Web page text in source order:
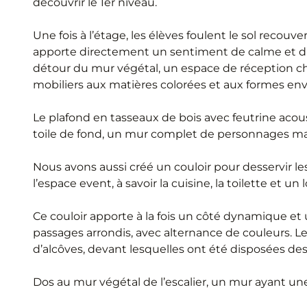
Une fois à l’étage, les élèves foulent le sol
apporte directement un sentiment de calme et
détour du mur végétal, un espace de réception
mobiliers aux matières colorées et aux formes
Le plafond en tasseaux de bois avec feutrine
toile de fond, un mur complet de personnages
Nous avons aussi créé un couloir pour desservir
l’espace event, à savoir la cuisine, la toilette et un
Ce couloir apporte à la fois un côté dynamique et
passages arrondis, avec alternance de couleurs.
d’alcôves, devant lesquelles ont été disposées
Dos au mur végétal de l’escalier, un mur ayant